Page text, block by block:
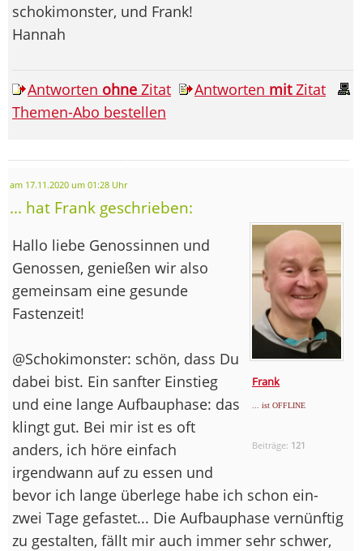
schokimonster, und Frank!
Hannah
Antworten ohne Zitat Antworten mitZitat
Themen-Abo bestellen
am 17.11.2020 um 01:28 Uhr
... hat Frank geschrieben:
Frank
... ist OFFLINE
Beiträge: 121
Hallo liebe Genossinnen und
Genossen, genießen wir also
gemeinsam eine gesunde
Fastenzeit!
@Schokimonster: schön, dass Du
dabei bist. Ein sanfter Einstieg
und eine lange Aufbauphase: das
klingt gut. Bei mir ist es oft
anders, ich höre einfach
irgendwann auf zu essen und
bevor ich lange überlege habe ich schon ein-
zwei Tage gefastet... Die Aufbauphase vernünftig
zu gestalten, fällt mir auch immer sehr schwer,